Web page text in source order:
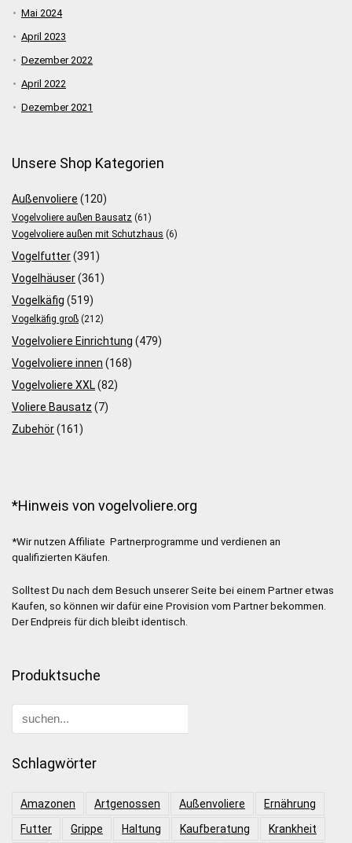
Mai 2024
April 2023
Dezember 2022
April 2022
Dezember 2021
Unsere Shop Kategorien
Außenvoliere (120)
Vogelvoliere außen Bausatz (61)
Vogelvoliere außen mit Schutzhaus (6)
Vogelfutter(391)
Vogelhäuser(361)
Vogelkäfig (519)
Vogelkäfig groß (212)
Vogelvoliere Einrichtung (479)
Vogelvoliere innen (168)
Vogelvoliere XXL(82)
Voliere Bausatz (7)
Zubehör(161)
*Hinweis von vogelvoliere.org
*Wir nutzen Affiliate Partnerprogramme und verdienen an
qualifizierten Käufen.
Solltest Du nach dem Besuch unserer Seite bei einem Partner etwas
Kaufen, so können wir dafür eine Provision vom Partner bekommen.
Der Endpreis für dich bleibt identisch.
Produktsuche
Schlagwörter
Amazonen Artgenossen Außenvoliere
Ernährung
Futter
Grippe Haltung Kaufberatung Krankheit